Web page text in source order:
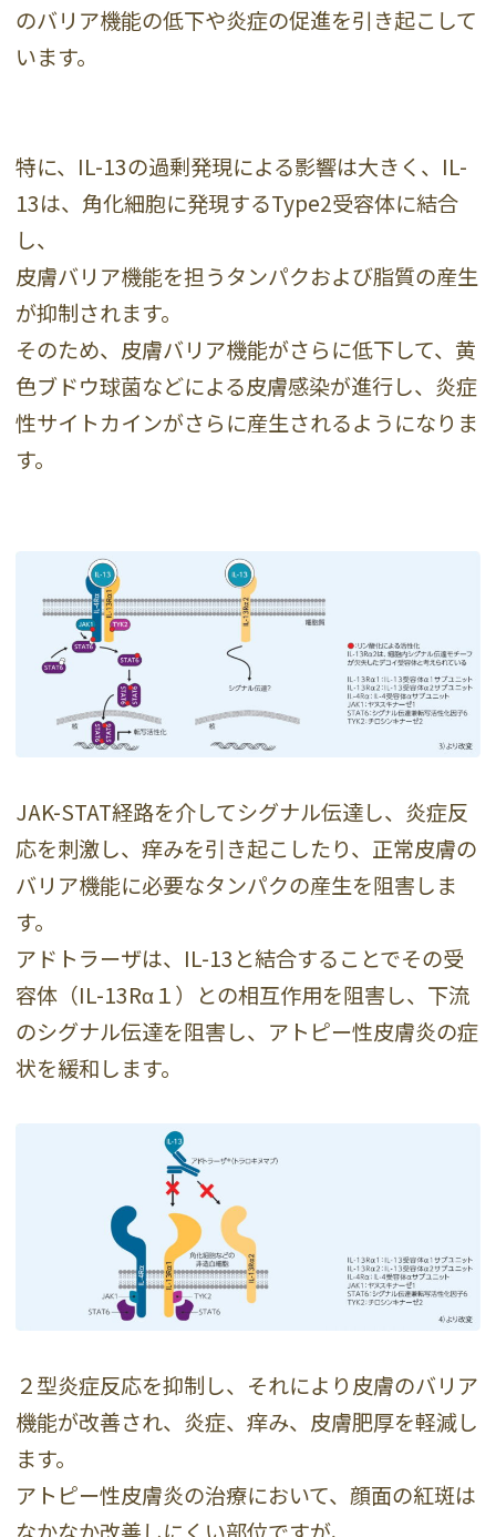
のバリア機能の低下や炎症の促進を引き起こして
います。
特に、IL-13の過剰発現による影響は大きく、IL-
13は、角化細胞に発現するType2受容体に結合
し、
皮膚バリア機能を担うタンパクおよび脂質の産生
が抑制されます。
そのため、皮膚バリア機能がさらに低下して、黄
色ブドウ球菌などによる皮膚感染が進行し、炎症
性サイトカインがさらに産生されるようになりま
す。
JAK-STAT経路を介してシグナル伝達し、炎症反
応を刺激し、痒みを引き起こしたり、正常皮膚の
バリア機能に必要なタンパクの産生を阻害しま
す。
アドトラーザは、IL-13と結合することでその受
容体（IL-13Rα１）との相互作用を阻害し、下流
のシグナル伝達を阻害し、アトピー性皮膚炎の症
状を緩和します。
２型炎症反応を抑制し、それにより皮膚のバリア
機能が改善され、炎症、痒み、皮膚肥厚を軽減し
ます。
アトピー性皮膚炎の治療において、顔面の紅斑は